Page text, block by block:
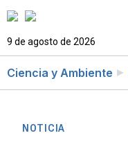
9 de agosto de 2026
Ciencia y Ambiente
NOTICIA